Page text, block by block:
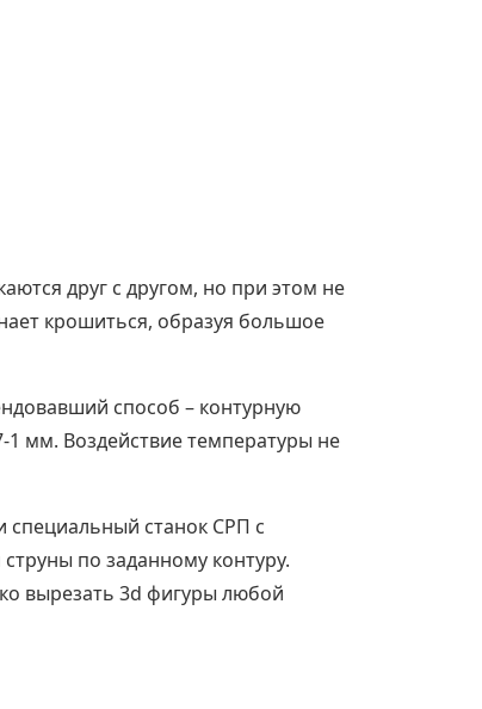
друг с другом, но при этом не
крошиться, образуя большое
способ – контурную
1 мм. Воздействие температуры не
специальный станок СРП с
по заданному контуру.
вырезать 3d фигуры любой